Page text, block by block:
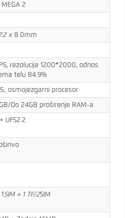
2
x 8.0mm
rezolucija 1200*2000, odnos
telu 84.9%
osmojezgarni procesor
Do 24GB proširenje RAM-a
UFS2.2
SIM + 1 TF/2SIM